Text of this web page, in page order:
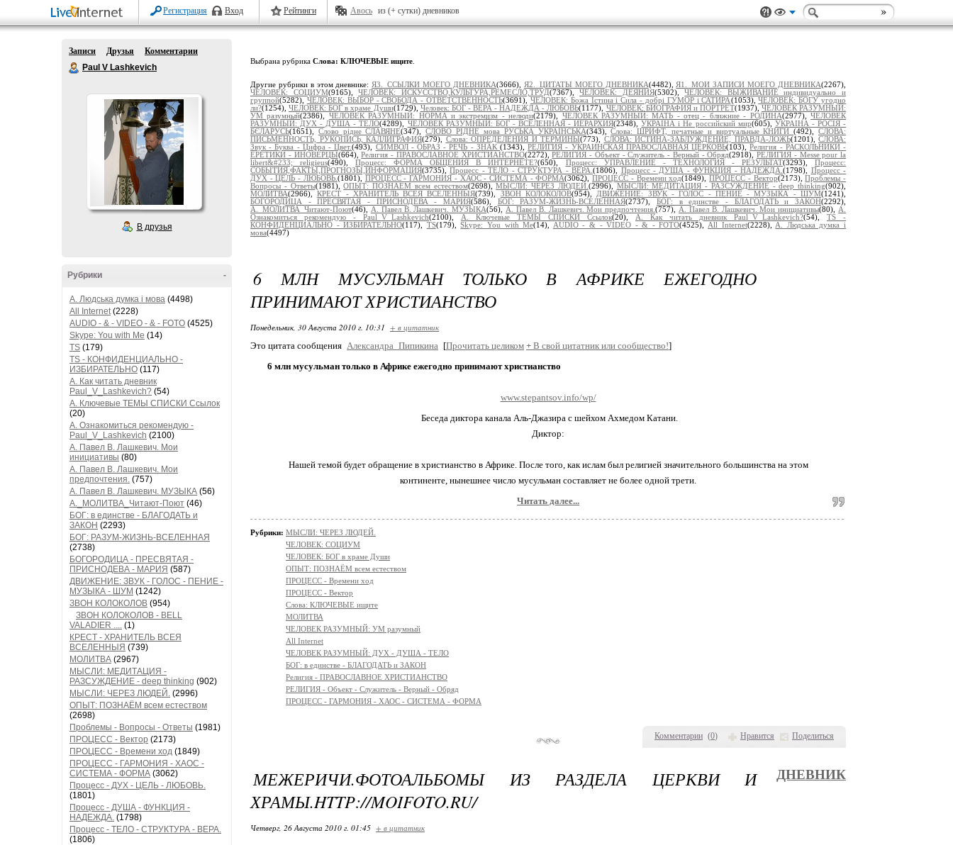
Регистрация Вход Рейтинги Авось из (+ сутки) дневников
Записи Друзья
Комментарии
Paul V Lashkevich
В друзья
-
Рубрики
A. Людська думка і мова (4498)
All Internet(2228)
AUDIO - & - VIDEO - & - FOTO (4525)
Skype: You with Me (14)
TS (179)
TS - КОНФИДЕНЦИАЛЬНО -
ИЗБИРАТЕЛЬНО (117)
А. Как читать дневник
Paul_V_Lashkevich? (54)
А. Ключевые ТЕМЫ СПИСКИ Ссылок
(20)
А. Ознакомиться рекомендую -
Paul_V_Lashkevich (2100)
А. Павел В. Лашкевич. Мои
инициативы (80)
А. Павел В. Лашкевич. Мои
предпочтения. (757)
А. Павел В. Лашкевич. МУЗЫКА (56)
А._МОЛИТВА_Читают-Поют (46)
БОГ: в единстве - БЛАГОДАТЬ и
ЗАКОН (2293)
БОГ: РАЗУМ-ЖИЗНЬ-ВСЕЛЕННАЯ
(2738)
БОГОРОДИЦА - ПРЕСВЯТАЯ -
ПРИСНОДЕВА - МАРИЯ (587)
ДВИЖЕНИЕ: ЗВУК - ГОЛОС - ПЕНИЕ -
МУЗЫКА - ШУМ (1242)
ЗВОН КОЛОКОЛОВ (954)
ЗВОН КОЛОКОЛОВ - BELL
VALADIER .... (1)
КРЕСТ - ХРАНИТЕЛЬ ВСЕЯ
ВСЕЛЕННЫЯ (739)
МОЛИТВА (2967)
МЫСЛИ: МЕДИТАЦИЯ -
РАЗСУЖДЕНИЕ - deep thinking (902)
МЫСЛИ: ЧЕРЕЗ ЛЮДЕЙ. (2996)
ОПЫТ: ПОЗНАЁМ всем естеством
(2698)
Проблемы - Вопросы - Ответы (1981)
ПРОЦЕСС - Вектор (2173)
ПРОЦЕСС - Времени ход (1849)
ПРОЦЕСС - ГАРМОНИЯ - ХАОС -
СИСТЕМА - ФОРМА (3062)
Процесс - ДУХ - ЦЕЛЬ - ЛЮБОВЬ.
(1801)
Процесс - ДУША - ФУНКЦИЯ -
НАДЕЖДА. (1798)
Процесс - ТЕЛО - СТРУКТУРА - ВЕРА.
(1806)
Выбрана рубрика Слова: КЛЮЧЕВЫЕ ищите
Другие рубрики в этом дневнике: Я3._ССЫЛКИ МОЕГО ДНЕВНИКА(3666), Я2._ЦИТАТЫ МОЕГО ДНЕВНИКА(4482), Я1._МОИ ЗАПИСИ МОЕГО ДНЕВНИКА(2267),
ЧЕЛОВЕК: СОЦИУМ(9165),ЧЕЛОВЕК: ИСКУССТВО,КУЛЬТУРА,РЕМЕСЛО,ТРУД(7367),ЧЕЛОВЕК: ДЕЯНИЯ(5302),ЧЕЛОВЕК: ВЫЖИВАНИЕ индивидуально и
группой(5282), ЧЕЛОВЕК: ВЫБОР - СВОБОДА - ОТВЕТСТВЕННОСТЬ(3691), ЧЕЛОВЕК: Божа Істина і Сила - добрі ГУМОР і САТИРА(1053),ЧЕЛОВЕК: БОГУ угодно
ли?(1254),ЧЕЛОВЕК: БОГ в храме Души(1729), Человек: БОГ - ВЕРА - НАДЕЖДА - ЛЮБОВЬ(1177), ЧЕЛОВЕК: БИОГРАФИЯ и ПОРТРЕТ(1937), ЧЕЛОВЕК РАЗУМНЫЙ:
УМ разумный(2386), ЧЕЛОВЕК РАЗУМНЫЙ: НОРМА и экстремизм - нелюди(2179), ЧЕЛОВЕК РАЗУМНЫЙ: МАТЬ - отец - ближние - РОДИНА(2977),ЧЕЛОВЕК
РАЗУМНЫЙ: ДУХ - ДУША - ТЕЛО(4289), ЧЕЛОВЕК РАЗУМНЫЙ: БОГ - ВСЕЛЕННАЯ - ИЕРАРХИЯ(2348),УКРАЇНА і Не российский мир(605), УКРАІНА - РОСІЯ -
БЄЛАРУСЬ(1651), Слово рідне СЛАВЯНЕ(347),СЛОВО РІДНЕ мова РУСЬКА УКРАЇНСЬКА(343),Слова: ШРИФТ, печатные и виртуальные КНИГИ(492), СЛОВА:
ПИСЬМЕННОСТЬ, РУКОПИСЬ, КАЛЛИГРАФИЯ(279), Слова: ОПРЕДЕЛЕНИЯ И ТЕРМИНЫ(773), СЛОВА: ИСТИНА-ЗАБЛУЖДЕНИЕ, ПРАВДА-ЛОЖЬ(1201), СЛОВА:
Звук - Буква - Цифра - Цвет.(493), СИМВОЛ - ОБРАЗ - РЕЧЬ - ЗНАК(1343),РЕЛИГИЯ - УКРАИНСКАЯ ПРАВОСЛАВНАЯ ЦЕРКОВЬ(103),Религия - РАСКОЛЬНИКИ -
ЕРЕТИКИ - ИНОВЕРЦЫ(664),Религия - ПРАВОСЛАВНОЕ ХРИСТИАНСТВО(2272),РЕЛИГИЯ - Объект - Служитель - Верный - Обряд(2918), РЕЛИГИЯ - Messe pour la
libert&#233; religieus(490),Процесс: ФОРМА ОБЩЕНИЯ В ИНТЕРНЕТЕ?(650), Процесс: УПРАВЛЕНИЕ - ТЕХНОЛОГИЯ - РЕЗУЛЬТАТ(3293),Процесс:
СОБЫТИЯ,ФАКТЫ,ПРОГНОЗЫ,ИНФОРМАЦИЯ(3735),Процесс - ТЕЛО - СТРУКТУРА - ВЕРА.(1806), Процесс - ДУША - ФУНКЦИЯ - НАДЕЖДА.(1798), Процесс -
ДУХ - ЦЕЛЬ - ЛЮБОВЬ. (1801), ПРОЦЕСС - ГАРМОНИЯ - ХАОС - СИСТЕМА - ФОРМА(3062),ПРОЦЕСС - Времени ход(1849),ПРОЦЕСС - Вектор(2173),Проблемы -
Вопросы - Ответы(1981),ОПЫТ: ПОЗНАЁМ всем естеством(2698),МЫСЛИ: ЧЕРЕЗ ЛЮДЕЙ. (2996), МЫСЛИ: МЕДИТАЦИЯ - РАЗСУЖДЕНИЕ - deep thinking(902),
МОЛИТВА(2966),КРЕСТ - ХРАНИТЕЛЬ ВСЕЯ ВСЕЛЕННЫЯ(739), ЗВОН КОЛОКОЛОВ(954), ДВИЖЕНИЕ: ЗВУК - ГОЛОС - ПЕНИЕ - МУЗЫКА - ШУМ(1241),
БОГОРОДИЦА - ПРЕСВЯТАЯ - ПРИСНОДЕВА - МАРИЯ(586), БОГ: РАЗУМ-ЖИЗНЬ-ВСЕЛЕННАЯ(2737),БОГ: в единстве - БЛАГОДАТЬ и ЗАКОН(2292),
А._МОЛИТВА_Читают-Поют(46), А. Павел В. Лашкевич. МУЗЫКА(56), А. Павел В. Лашкевич. Мои предпочтения.(757), А. Павел В. Лашкевич. Мои инициативы(80), А.
Ознакомиться рекомендую - Paul_V_Lashkevich(2100), А. Ключевые ТЕМЫ СПИСКИ Ссылок(20), А. Как читать дневник Paul_V_Lashkevich?(54), TS -
КОНФИДЕНЦИАЛЬНО - ИЗБИРАТЕЛЬНО(117), TS(179),Skype: You with Me(14), AUDIO - & - VIDEO - & - FOTO(4525), All Internet(2228), A. Людська думка і
мова(4497)
Комментарии (0) Нравится Поделиться
6 МЛН МУСУЛЬМАН ТОЛЬКО В АФРИКЕ ЕЖЕГОДНО
ПРИНИМАЮТ ХРИСТИАНСТВО
Понедельник, 30 Августа 2010 г. 10:31 + в цитатник
Это цитата сообщения Александра_Пипикина [Прочитать целиком + В свой цитатник или сообщество!]
6 млн мусульман только в Африке ежегодно принимают христианство
www.stepantsov.info/wp/
Беседа диктора канала Аль-Джазира с шейхом Ахмедом Катани.
Диктор:
Нашей темой будет обращение в христианство в Африке. После того, как ислам был религией значительного большинства на этом
континенте, нынешнее число мусульман составляет не более одной трети.
Читать далее...
Рубрики: МЫСЛИ: ЧЕРЕЗ ЛЮДЕЙ.
ЧЕЛОВЕК: СОЦИУМ
ЧЕЛОВЕК: БОГ в храме Души
ОПЫТ: ПОЗНАЁМ всем естеством
ПРОЦЕСС - Времени ход
ПРОЦЕСС - Вектор
Слова: КЛЮЧЕВЫЕ ищите
МОЛИТВА
ЧЕЛОВЕК РАЗУМНЫЙ: УМ разумный
All Internet
ЧЕЛОВЕК РАЗУМНЫЙ: ДУХ - ДУША - ТЕЛО
БОГ: в единстве - БЛАГОДАТЬ и ЗАКОН
Религия - ПРАВОСЛАВНОЕ ХРИСТИАНСТВО
РЕЛИГИЯ - Объект - Служитель - Верный - Обряд
ПРОЦЕСС - ГАРМОНИЯ - ХАОС - СИСТЕМА - ФОРМА
МЕЖЕРИЧИ.ФОТОАЛЬБОМЫ ИЗ РАЗДЕЛА ЦЕРКВИ И
ХРАМЫ.HTTP://MOIFOTO.RU/
ДНЕВНИК
Четверг, 26 Августа 2010 г. 01:45 + в цитатник